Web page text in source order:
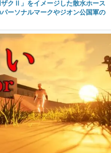
ザクⅡ」をイメージした散水ホース
ーソナルマークやジオン公国軍の